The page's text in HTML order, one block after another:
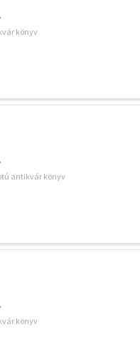
könyv
antikvár könyv
könyv